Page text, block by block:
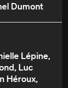
Dumont
Lépine,
Luc
Héroux,